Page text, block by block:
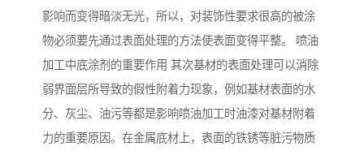
影响而变得暗淡无光，所以，对装饰性要求很高的被涂
物必须要先通过表面处理的方法使表面变得平整。 喷油
加工中底涂剂的重要作用 其次基材的表面处理可以消除
弱界面层所导致的假性附着力现象，例如基材表面的水
分、灰尘、油污等都是影响喷油加工时油漆对基材附着
力的重要原因。在金属底材上，表面的铁锈等脏污物质